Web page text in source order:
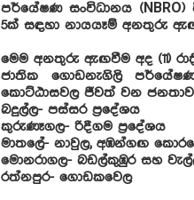
පර්යේෂණ සංවිධානය
5ක් සඳහා නායයෑම් අනතුරු
මෙම අනතුරු ඇඟවීම අද (11)
ජාතික ගොඩනැගිලි
කොට්ඨාසවල ජීවත් වන ජනතාව
බදුල්ල- පස්සර ප්‍රදේශය
කුරුණෑගල- රිදීගම ප්‍රදේශය
මාතලේ- නාවුල, අඹන්ගඟ
මොනරාගල- බඩල්කුඹුර සහ
රත්නපුර- ගොඩකවෙල